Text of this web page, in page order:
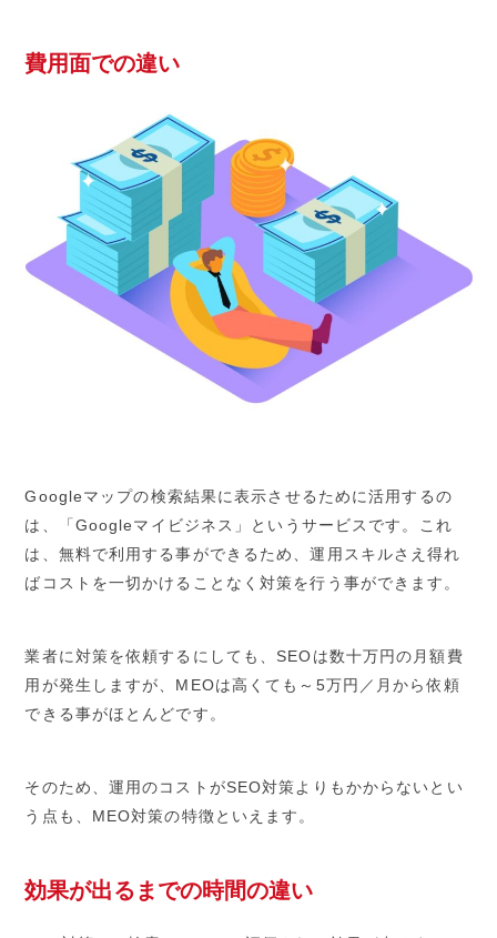
費用面での違い
Googleマップの検索結果に表示させるために活用するの
は、「Googleマイビジネス」というサービスです。これ
は、無料で利用する事ができるため、運用スキルさえ得れ
ばコストを一切かけることなく対策を行う事ができます。
業者に対策を依頼するにしても、SEOは数十万円の月額費
用が発生しますが、MEOは高くても～5万円／月から依頼
できる事がほとんどです。
そのため、運用のコストがSEO対策よりもかからないとい
う点も、MEO対策の特徴といえます。
効果が出るまでの時間の違い